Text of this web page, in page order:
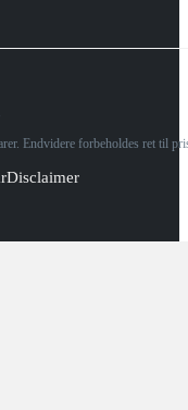
Endvidere forbeholdes ret til
Disclaimer